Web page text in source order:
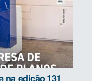
na edição 131